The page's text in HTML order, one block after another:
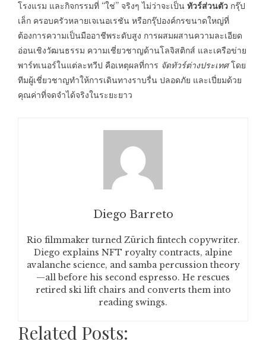
โรงแรม และกิจกรรมที่ “ใช่” จริงๆ ไม่ว่าจะเป็น ทัวร์ส่วนตัว กรุ๊ป
เล็ก ครอบครัวหลายเจเนอเรชัน หรือกรุ๊ปองค์กรขนาดใหญ่ที่
ต้องการความเป็นมืออาชีพระดับสูง การผสมผสานความละเอียด
อ่อนเชิงวัฒนธรรม ความเชี่ยวชาญด้านโลจิสติกส์ และเครือข่าย
พาร์ทเนอร์ในแต่ละทวีป คือเหตุผลที่การ จัดทัวร์ต่างประเทศโดย
ทีมผู้เชี่ยวชาญทำให้การเดินทางราบรื่น ปลอดภัย และเปี่ยมด้วย
คุณค่าที่จดจำได้จริงในระยะยาว
Diego Barreto
Rio filmmaker turned Zürich fintech copywriter.
Diego explains NFT royalty contracts, alpine
avalanche science, and samba percussion theory
—all before his second espresso. He rescues
retired ski lift chairs and converts them into
reading swings.
Related Posts: